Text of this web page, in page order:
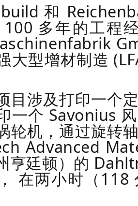
和
多年的工程
大型增材制造
目涉及打印一个
一个 Savonius
轮机，通过旋转
Advanced
亨廷顿）的
在两小时（118